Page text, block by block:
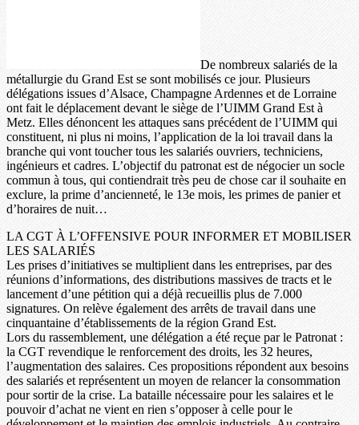
De nombreux salariés de la
métallurgie du Grand Est se sont mobilisés ce jour. Plusieurs
délégations issues d’Alsace, Champagne Ardennes et de Lorraine
ont fait le déplacement devant le siège de l’UIMM Grand Est à
Metz. Elles dénoncent les attaques sans précédent de l’UIMM qui
constituent, ni plus ni moins, l’application de la loi travail dans la
branche qui vont toucher tous les salariés ouvriers, techniciens,
ingénieurs et cadres. L’objectif du patronat est de négocier un socle
commun à tous, qui contiendrait très peu de chose car il souhaite en
exclure, la prime d’ancienneté, le 13e mois, les primes de panier et
d’horaires de nuit…
LA CGT À L’OFFENSIVE POUR INFORMER ET MOBILISER
LES SALARIÉS
Les prises d’initiatives se multiplient dans les entreprises, par des
réunions d’informations, des distributions massives de tracts et le
lancement d’une pétition qui a déjà recueillis plus de 7.000
signatures. On relève également des arrêts de travail dans une
cinquantaine d’établissements de la région Grand Est.
Lors du rassemblement, une délégation a été reçue par le Patronat :
la CGT revendique le renforcement des droits, les 32 heures,
l’augmentation des salaires. Ces propositions répondent aux besoins
des salariés et représentent un moyen de relancer la consommation
pour sortir de la crise. La bataille nécessaire pour les salaires et le
pouvoir d’achat ne vient en rien s’opposer à celle pour le